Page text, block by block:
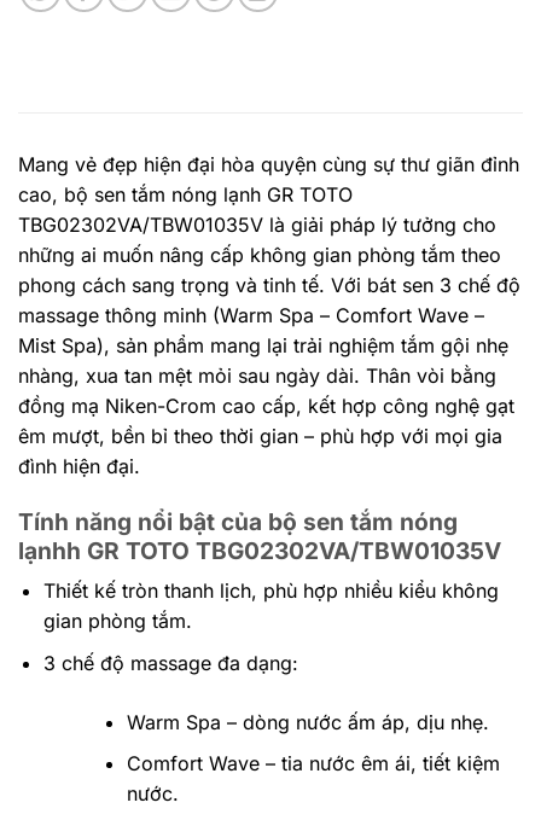
Mang vẻ đẹp hiện đại hòa quyện cùng sự thư giãn đỉnh
cao, bộ sen tắm nóng lạnh GR TOTO
TBG02302VA/TBW01035V là giải pháp lý tưởng cho
những ai muốn nâng cấp không gian phòng tắm theo
phong cách sang trọng và tinh tế. Với bát sen 3 chế độ
massage thông minh (Warm Spa – Comfort Wave –
Mist Spa), sản phẩm mang lại trải nghiệm tắm gội nhẹ
nhàng, xua tan mệt mỏi sau ngày dài. Thân vòi bằng
đồng mạ Niken-Crom cao cấp, kết hợp công nghệ gạt
êm mượt, bền bỉ theo thời gian – phù hợp với mọi gia
đình hiện đại.
Tính năng nổi bật của bộ sen tắm nóng
lạnhh GR TOTO TBG02302VA/TBW01035V
Thiết kế tròn thanh lịch, phù hợp nhiều kiểu không
gian phòng tắm.
3 chế độ massage đa dạng:
Warm Spa – dòng nước ấm áp, dịu nhẹ.
Comfort Wave – tia nước êm ái, tiết kiệm
nước.